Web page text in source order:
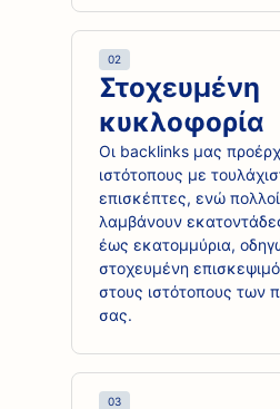
02
Στοχευμένη
κυκλοφορία
Οι backlinks μας
ιστότοπους με
επισκέπτες, ενώ πολλοί
λαμβάνουν
έως εκατομμύρια,
στοχευμένη
στους ιστότοπους των
σας.
03